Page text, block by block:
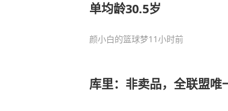
单均龄30.5岁
颜小白的篮球梦11小时前
库里：非卖品，全联盟唯